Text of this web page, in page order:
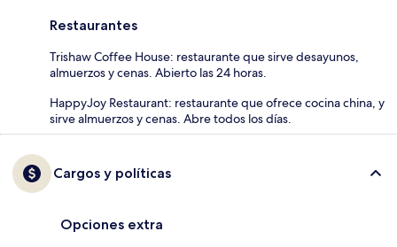
Restaurantes
Trishaw Coffee House: restaurante que sirve desayunos,
almuerzos y cenas. Abierto las 24 horas.
HappyJoy Restaurant: restaurante que ofrece cocina china, y
sirve almuerzos y cenas. Abre todos los días.
Cargos y políticas
Opciones extra